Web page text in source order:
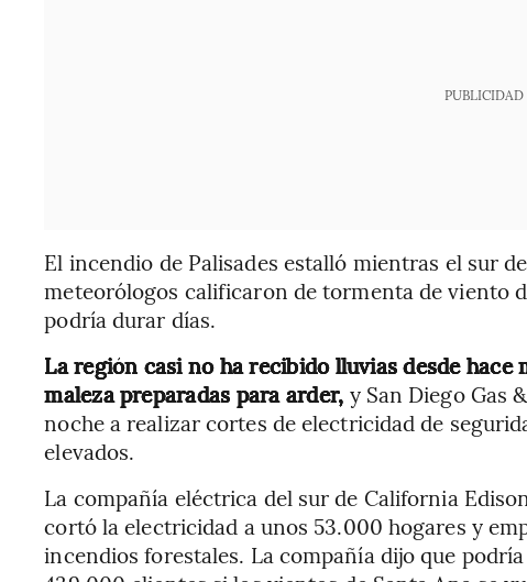
PUBLICIDAD
El incendio de Palisades estalló mientras el sur
meteorólogos calificaron de tormenta de viento
podría durar días.
La región casi no ha recibido lluvias desde hace
maleza preparadas para arder, y San Diego Gas
noche a realizar cortes de electricidad de
elevados.
La compañía eléctrica del sur de California
cortó la electricidad a unos 53.000 hogares y
incendios forestales. La compañía dijo que